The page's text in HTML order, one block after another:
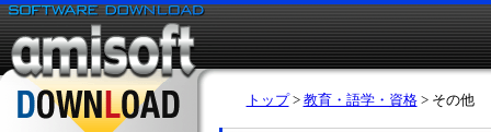
トップ> 教育・語学・資格> その他